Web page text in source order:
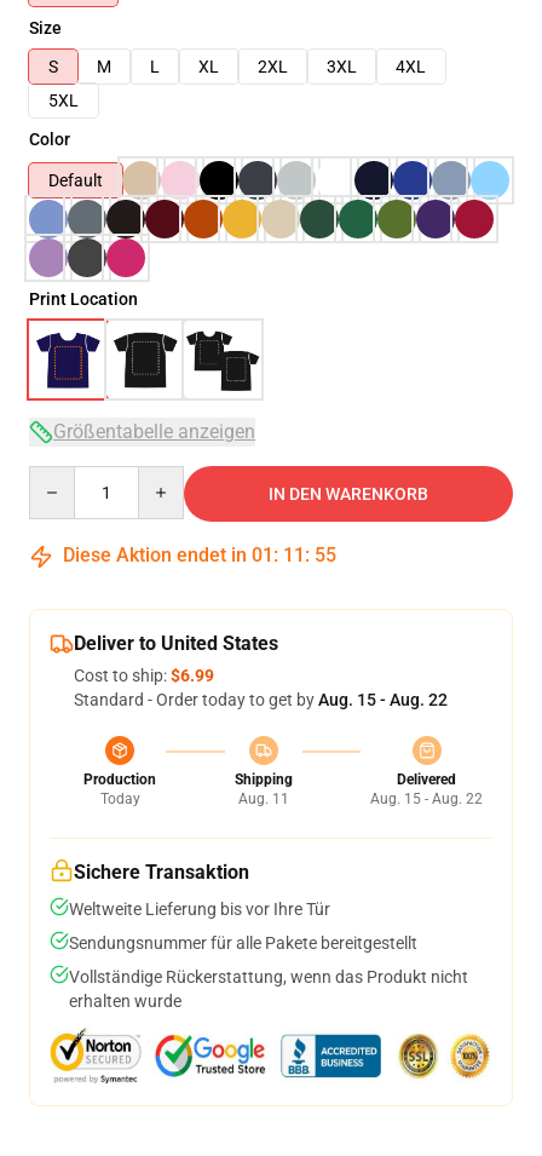
Size
S
M L XL 2XL 3XL
4XL
5XL
Color
Default
Print Location
Größentabelle anzeigen
IN DEN WARENKORB
Diese Aktion endet in 01 : 11 : 54
Deliver to United States
Cost to ship:$6.99
Standard - Order today to get byAug. 15 - Aug. 22
Production
Today
Shipping
Aug. 11
Delivered
Aug. 15 - Aug. 22
Sichere Transaktion
Weltweite Lieferung bis vor Ihre Tür
Sendungsnummer für alle Pakete bereitgestellt
Vollständige Rückerstattung, wenn das Produkt nicht
erhalten wurde